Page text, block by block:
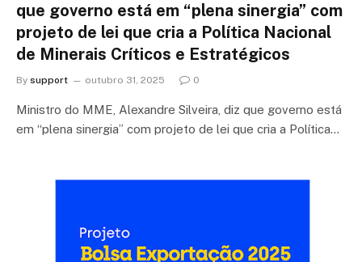
que governo está em “plena sinergia” com
projeto de lei que cria a Política Nacional
de Minerais Críticos e Estratégicos
By support outubro 31, 2025 0
Ministro do MME, Alexandre Silveira, diz que governo está
em “plena sinergia” com projeto de lei que cria a Política…